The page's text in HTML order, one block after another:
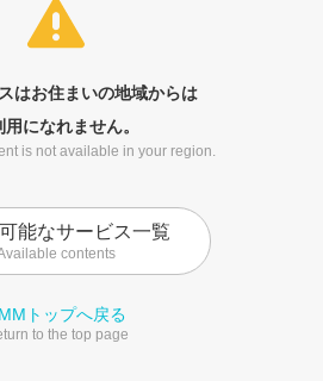
はお住まいの地域からは
用になれません。
is not available in your region.
能なサービス一覧
contents
トップへ戻る
to the top page